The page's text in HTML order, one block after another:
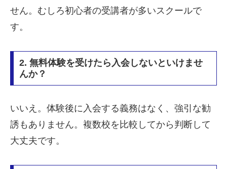
せん。むしろ初心者の受講者が多いスクールで
す。
2. 無料体験を受けたら入会しないといけませ
んか？
いいえ。体験後に入会する義務はなく、強引な勧
誘もありません。複数校を比較してから判断して
大丈夫です。